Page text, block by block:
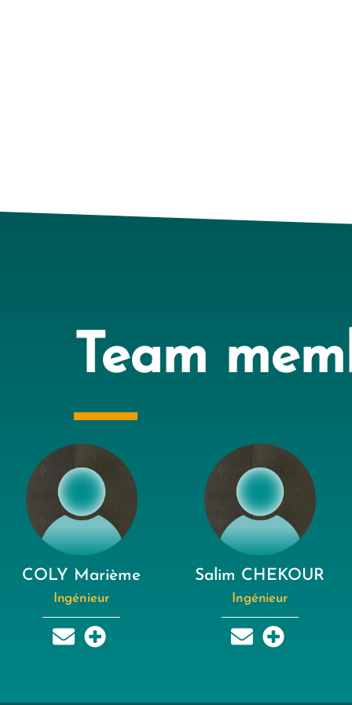
Team
COLY Marième
Ingénieur
Salim CHEKOUR
Ingénieur